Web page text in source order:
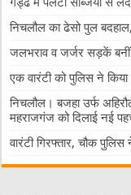
निचलौल का ढेसो पुल
जलभराव व जर्जर सड़कें बनीं
एक वारंटी को पुलिस ने किया
निचलौल। बजहा उर्फ
महराजगंज को दिलाई नई
वारंटी गिरफ्तार, चौक